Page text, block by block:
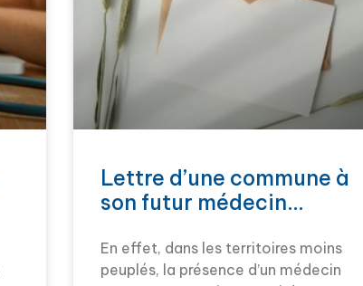
Lettre d’une commune à
son futur médecin…
En effet, dans les territoires moins
peuplés, la présence d’un médecin